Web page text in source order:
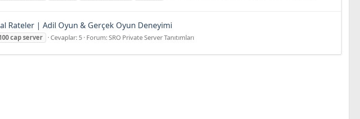
Rateler | Adil Oyun & Gerçek Oyun Deneyimi
capserver Cevaplar: 5 Forum:SRO Private Server Tanıtımları